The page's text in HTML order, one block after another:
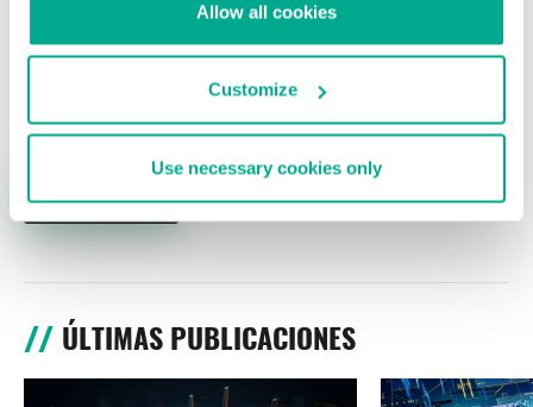
Allow all cookies
Customize
Use necessary cookies only
ÚLTIMAS PUBLICACIONES